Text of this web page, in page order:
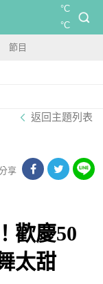
°C
°C
節目
返回主題列表
享
歡慶50
太甜